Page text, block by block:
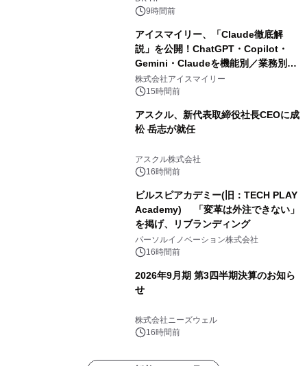
9時間前
アイスマイリー、「Claude徹底解
説」を公開！ChatGPT・Copilot・
Gemini・Claudeを機能別／業務別に
比較―自社に合う生成AIの選び方がわ
かる実践ガイド
株式会社アイスマイリー
15時間前
アスクル、新代表取締役社長CEOに成
松 岳志が就任
アスクル株式会社
16時間前
ビルスピアカデミー(旧：TECH PLAY
Academy) 「変革は外注できない」
を掲げ、リブランディング
パーソルイノベーション株式会社
16時間前
2026年9月期 第3四半期決算のお知ら
せ
株式会社ニーズウェル
16時間前